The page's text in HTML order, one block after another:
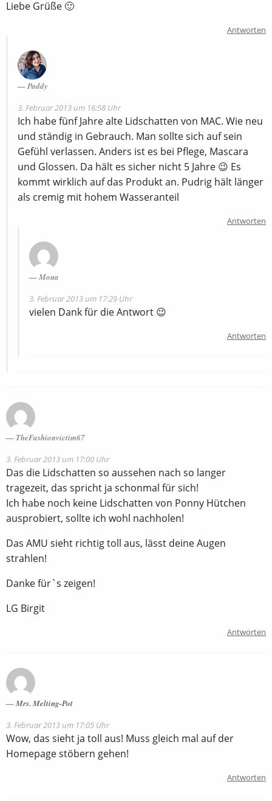
Liebe Grüße 🙂
Antworten
Paddy
3. Februar 2013 um 16:58 Uhr
Ich habe fünf Jahre alte Lidschatten von MAC. Wie neu
und ständig in Gebrauch. Man sollte sich auf sein
Gefühl verlassen. Anders ist es bei Pflege, Mascara
und Glossen. Da hält es sicher nicht 5 Jahre 😉 Es
kommt wirklich auf das Produkt an. Pudrig hält länger
als cremig mit hohem Wasseranteil
Antworten
Mona
3. Februar 2013 um 17:29 Uhr
vielen Dank für die Antwort 😉
Antworten
TheFashionvictim67
3. Februar 2013 um 17:00 Uhr
Das die Lidschatten so aussehen nach so langer
tragezeit, das spricht ja schonmal für sich!
Ich habe noch keine Lidschatten von Ponny Hütchen
ausprobiert, sollte ich wohl nachholen!
Das AMU sieht richtig toll aus, lässt deine Augen
strahlen!
Danke für`s zeigen!
LG Birgit
Antworten
Mrs. Melting-Pot
3. Februar 2013 um 17:05 Uhr
Wow, das sieht ja toll aus! Muss gleich mal auf der
Homepage stöbern gehen!
Antworten